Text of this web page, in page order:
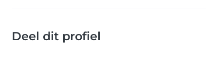
Deel dit profiel